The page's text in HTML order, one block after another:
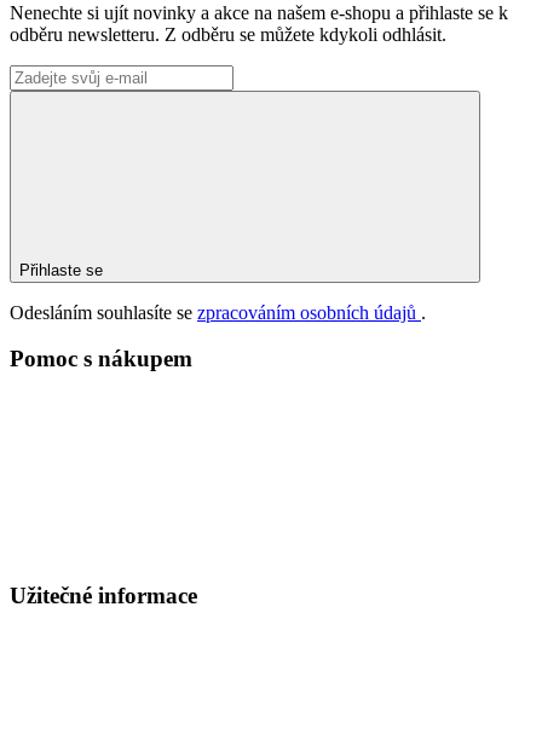
Nenechte si ujít novinky a akce na našem e-shopu a přihlaste se k
odběru newsletteru. Z odběru se můžete kdykoli odhlásit.
Přihlaste se
Odesláním souhlasíte se zpracováním osobních údajů .
Pomoc s nákupem
Užitečné informace